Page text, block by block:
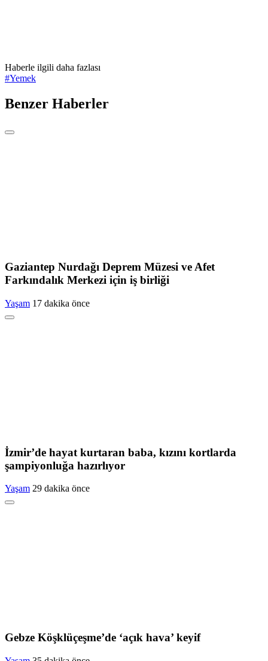
Haberle ilgili daha fazlası
#Yemek
Benzer Haberler
Gaziantep Nurdağı Deprem Müzesi ve Afet
Farkındalık Merkezi için iş birliği
Yaşam 17 dakika önce
İzmir’de hayat kurtaran baba, kızını kortlarda
şampiyonluğa hazırlıyor
Yaşam 29 dakika önce
Gebze Köşklüçeşme’de ‘açık hava’ keyif